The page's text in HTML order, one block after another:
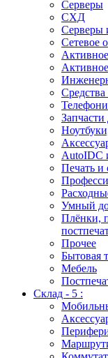
Серверы
СХД
Сетевое
Средства
AutoIDC
Печать и
Умный
Плёнки,
Прочее
Бытовая
Мебель
Склад - 5 :